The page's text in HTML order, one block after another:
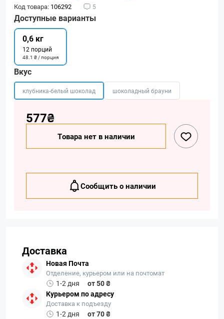
Код товара: 106292 5
Доступные варианты
0,6 кг
12 порций
48.1 ₴ / порция
Вкус
клубника-белый шоколад шоколадный брауни
577₴
Товара нет в наличии
Сообщить о наличии
Доставка
Новая Почта
Отделение, курьером или на почтомат
1-2 дня
от 50 ₴
Курьером по адресу
Доставка к подъезду
1-2 дня
от 70 ₴